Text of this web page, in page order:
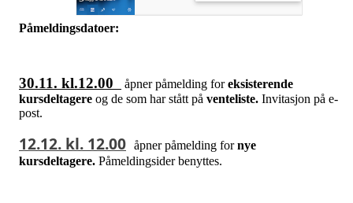
Påmeldingsdatoer:
30.11. kl.12.00 åpner påmelding foreksisterende
kursdeltagere og de som har stått på venteliste. Invitasjon på e-
post.
12.12. kl. 12.00 åpner påmelding fornye
kursdeltagere. Påmeldingsider benyttes.